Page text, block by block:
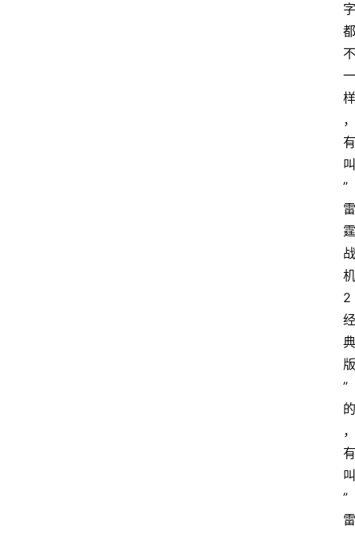
字
都
不
一
样
，
有
叫
”
雷
霆
战
机
2
经
典
版
”
的
，
有
叫
”
雷